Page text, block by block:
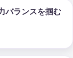
バランスを掴む